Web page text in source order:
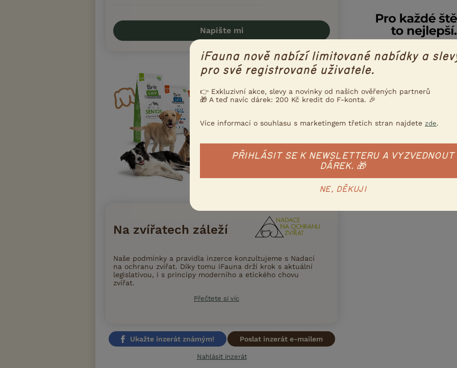
Napište mi
Na zvířatech záleží
Naše podmínky a pravidla inzerce konzultujeme s Nadací
na ochranu zvířat. Díky tomu iFauna drží krok s aktuální
legislativou, i s principy moderního a etického chovu
zvířat.
Přečtete si víc
Ukažte inzerát známým! Poslat inzerát e-mailem
Nahlásit inzerát
iFauna nově nabízí limitované nabídky a
pro své registrované uživatele.
👉 Exkluzivní akce, slevy a novinky od našich ověřených partnerů
🎁 A teď navíc dárek: 200 Kč kredit do F-konta. 🎉
Více informací o souhlasu s marketingem třetích stran najdete zde.
PŘIHLÁSIT SE K NEWSLETTERU A VYZVEDNOUT
DÁREK. 🎁
NE, DĚKUJI